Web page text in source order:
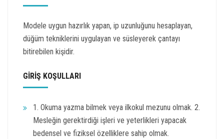
Modele uygun hazırlık yapan, ip uzunluğunu hesaplayan,
düğüm tekniklerini uygulayan ve süsleyerek çantayı
bitirebilen kişidir.
GİRİŞ KOŞULLARI
1. Okuma yazma bilmek veya ilkokul mezunu olmak. 2.
Mesleğin gerektirdiği işleri ve yeterlikleri yapacak
bedensel ve fiziksel özelliklere sahip olmak.